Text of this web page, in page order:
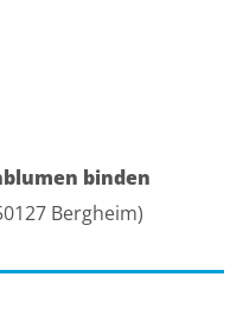
binden
Bergheim)